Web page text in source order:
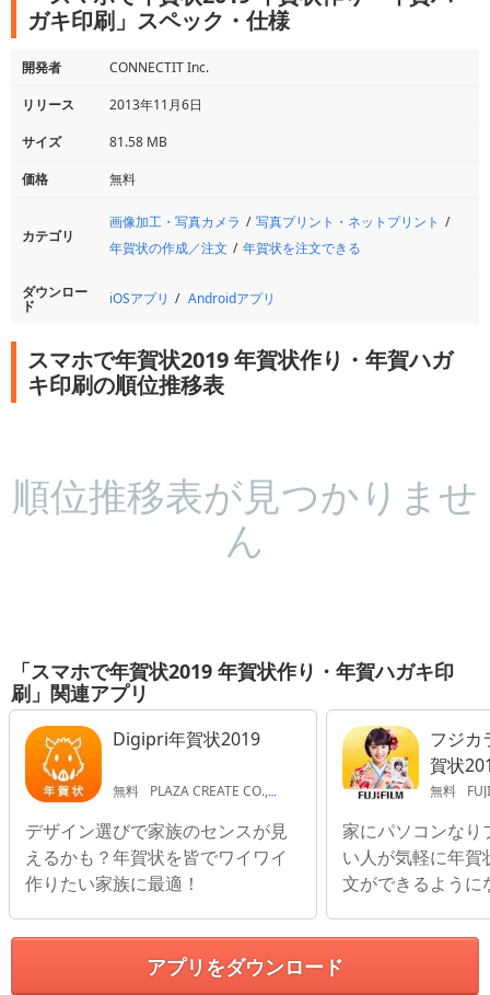
ガキ印刷」スペック・仕様
開発者
CONNECTIT Inc.
リリース
2013年11月6日
サイズ
81.58 MB
価格
無料
カテゴリ
画像加工・写真カメラ
写真プリント・ネットプリント
年賀状の作成／注文
年賀状を注文できる
ダウンロー
ド iOSアプリ Androidアプリ
スマホで年賀状2019 年賀状作り・年賀ハガ
キ印刷の順位推移表
順位推移表が見つかりませ
ん
「スマホで年賀状2019 年賀状作り・年賀ハガキ印
刷」関連アプリ
Digipri年賀状2019
無料 PLAZA CREATE CO.,LTD.
デザイン選びで家族のセンスが見
えるかも？年賀状を皆でワイワイ
作りたい家族に最適！
フジカ
賀状
ルム公
無料
家にパソコンなり
い人が気軽に年賀
文ができるように
アプリをダウンロード